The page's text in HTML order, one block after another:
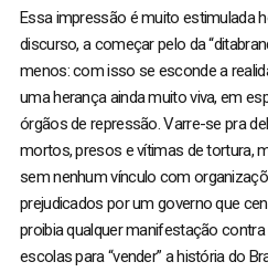
Essa impressão é muito estimulada
discurso, a começar pelo da
menos: com isso se esconde a
uma herança ainda muito viva, em
órgãos de repressão. Varre-se pra
mortos, presos e vítimas de tortura,
sem nenhum vínculo com
prejudicados por um governo que
proibia qualquer manifestação
escolas para “vender” a história do